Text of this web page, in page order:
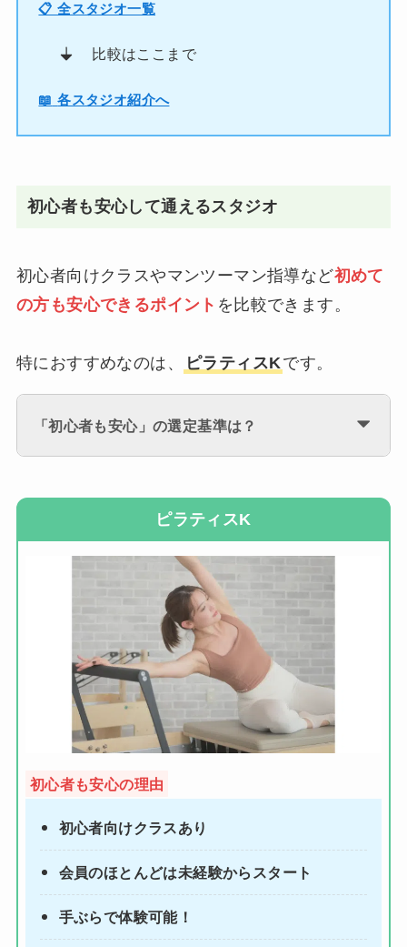
📋 全スタジオ一覧
比較はここまで
📖 各スタジオ紹介へ
初心者も安心して通えるスタジオ
初心者向けクラスやマンツーマン指導など初めて
の方も安心できるポイント を比較できます。
特におすすめなのは、 ピラティスK です。
「初心者も安心」の選定基準は？
ピラティスK
初心者も安心の理由
初心者向けクラスあり
会員のほとんどは未経験からスタート
手ぶらで体験可能！